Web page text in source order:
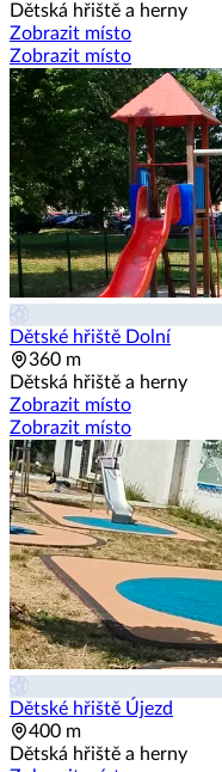
Dětská hřiště a herny
Zobrazit místo
Zobrazit místo
Dětské hřiště Dolní
360 m
Dětská hřiště a herny
Zobrazit místo
Zobrazit místo
Dětské hřiště Újezd
400 m
Dětská hřiště a herny